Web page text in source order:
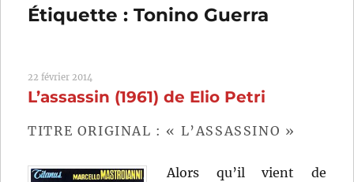
Étiquette :Tonino Guerra
22 février 2014
L’assassin (1961) de Elio Petri
TITRE ORIGINAL : « L’ASSASSINO »
Alors qu’il vient de